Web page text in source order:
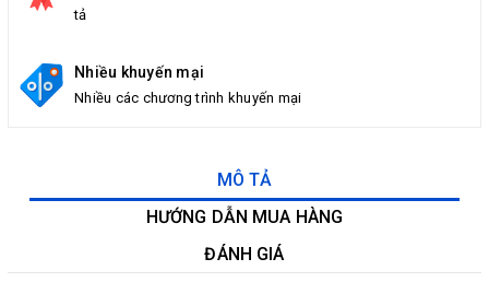
tả
Nhiều khuyến mại
Nhiều các chương trình khuyến mại
MÔ TẢ
HƯỚNG DẪN MUA HÀNG
ĐÁNH GIÁ